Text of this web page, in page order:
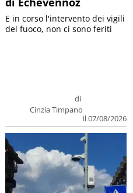
di
Cinzia Timpano
il 07/08/2026
E in corso l'intervento dei vigili
del fuoco, non ci sono feriti